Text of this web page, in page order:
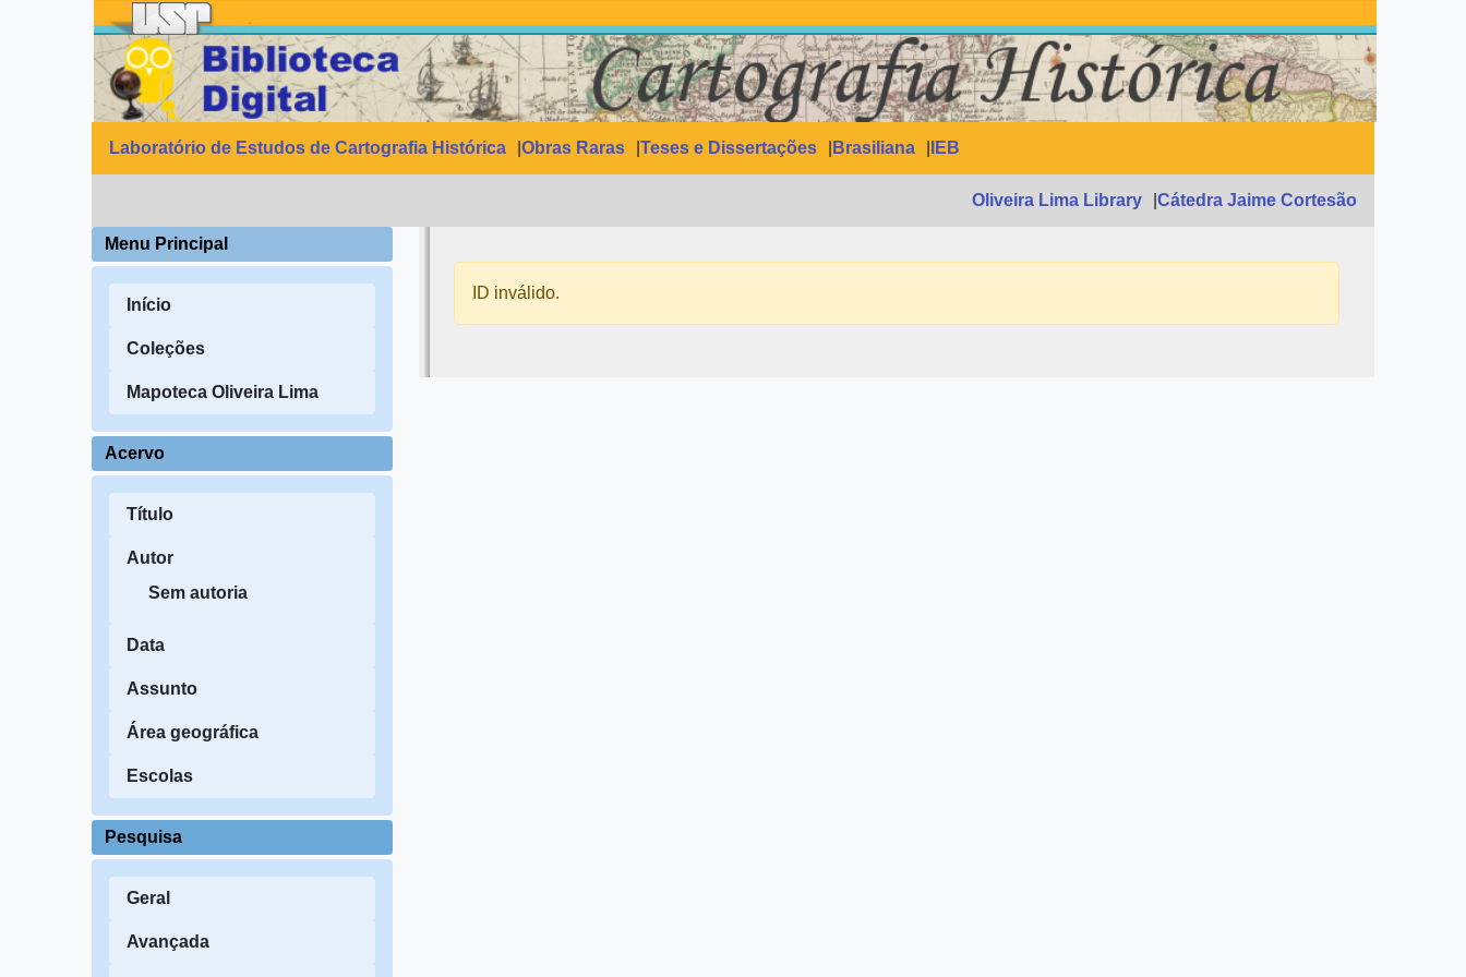
Laboratório de Estudos de Cartografia Histórica Obras Raras Teses e Dissertações Brasiliana IEB
Oliveira Lima Library Cátedra Jaime Cortesão
Menu Principal
Início
Coleções
Mapoteca Oliveira Lima
Acervo
Título
Autor
Sem autoria
Data
Assunto
Área geográfica
Escolas
Pesquisa
Geral
Avançada
ID inválido.